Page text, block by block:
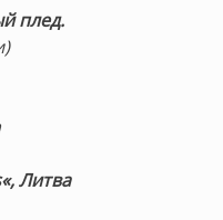
плед.
«, Литва